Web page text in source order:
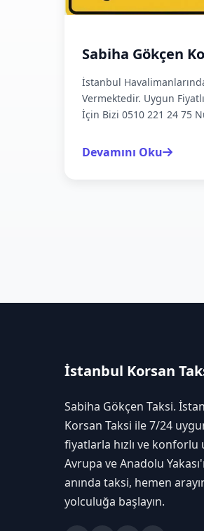
Sabiha Gökçen
İstanbul
Vermektedir. Uygun
İçin Bizi 0510 221 24 75
Devamını Oku
İstanbul Korsan
Sabiha Gökçen Taksi.
Korsan Taksi ile 7/24
fiyatlarla hızlı ve konforlu
Avrupa ve Anadolu
anında taksi, hemen
yolculuğa başlayın.